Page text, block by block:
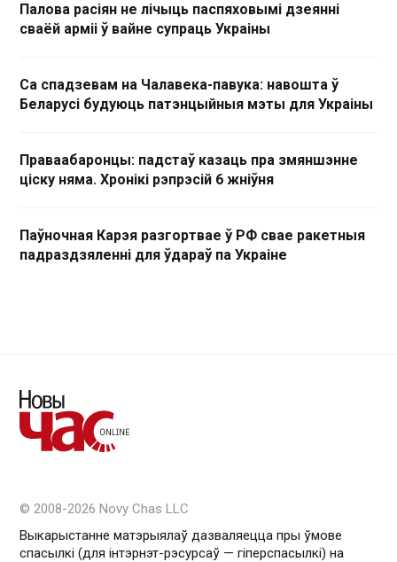
Палова расіян не лічыць паспяховымі дзеянні
сваёй арміі ў вайне супраць Украіны
Са спадзевам на Чалавека-павука: навошта ў
Беларусі будуюць патэнцыйныя мэты для Украіны
Праваабаронцы: падстаў казаць пра змяншэнне
ціску няма. Хронікі рэпрэсій 6 жніўня
Паўночная Карэя разгортвае ў РФ свае ракетныя
падраздзяленні для ўдараў па Украіне
© 2008-2026 Novy Chas LLC
Выкарыстанне матэрыялаў дазваляецца пры ўмове
спасылкі (для інтэрнэт-рэсурсаў — гiперспасылкi) на